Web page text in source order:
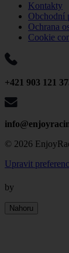
Kontakty
Obchodní
Ochrana
Cookie
+421 903 121
© 2026
Upravit
by
Nahoru